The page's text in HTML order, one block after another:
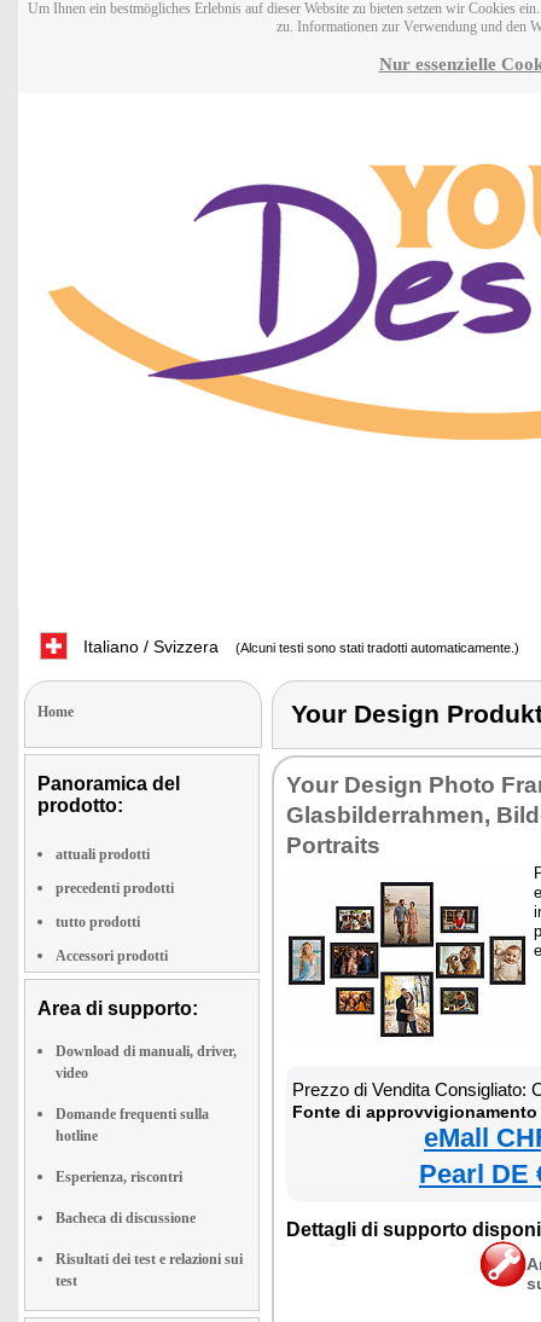
Um Ihnen ein bestmögliches Erlebnis auf dieser Website zu bieten setzen wir Cookies
zu. Informationen zur Verwendung und den
Nur essenzielle
Italiano / Svizzera (Alcuni testi sono stati tradotti automaticamente.)
Home
Panoramica del
prodotto:
attuali prodotti
precedenti prodotti
tutto prodotti
Accessori prodotti
Area di supporto:
Download di manuali, driver,
video
Domande frequenti sulla
hotline
Esperienza, riscontri
Bacheca di discussione
Risultati dei test e relazioni sui
test
Your Design
Your Design Photo
Glasbilderrahmen,
Portraits
Prezzo di Vendita Consigliato:
Fonte di
eMall
Pearl DE
Dettagli di supporto